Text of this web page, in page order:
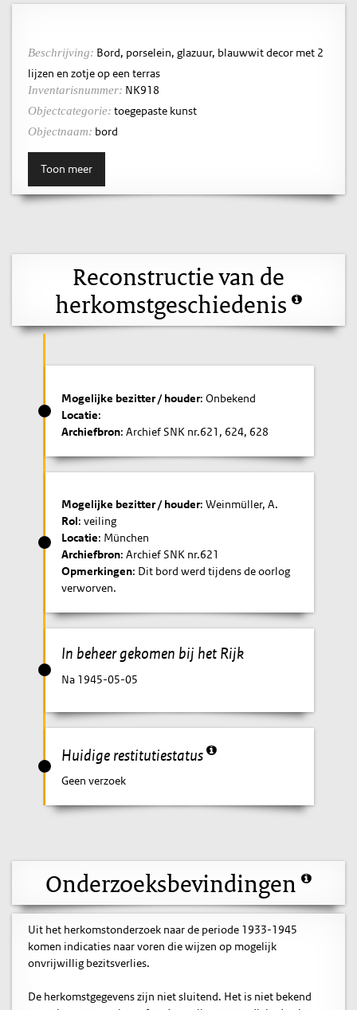
Beschrijving: Bord, porselein, glazuur, blauwwit decor met 2
lijzen en zotje op een terras
Inventarisnummer: NK918
Objectcategorie: toegepaste kunst
Objectnaam: bord
Toon meer
Reconstructie van de
herkomstgeschiedenis
Mogelijke bezitter / houder: Onbekend
Locatie:
Archiefbron: Archief SNK nr.621, 624, 628
Mogelijke bezitter / houder: Weinmüller, A.
Rol: veiling
Locatie: München
Archiefbron: Archief SNK nr.621
Opmerkingen: Dit bord werd tijdens de oorlog
verworven.
In beheer gekomen bij het Rijk
Na 1945-05-05
Huidige restitutiestatus
Geen verzoek
Onderzoeksbevindingen
Uit het herkomstonderzoek naar de periode 1933-1945
komen indicaties naar voren die wijzen op mogelijk
onvrijwillig bezitsverlies.
De herkomstgegevens zijn niet sluitend. Het is niet bekend